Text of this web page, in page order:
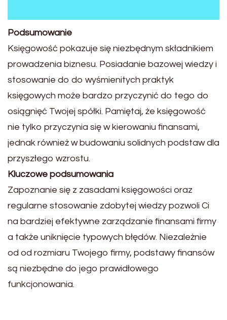
Podsumowanie
Księgowość pokazuje się niezbędnym składnikiem
prowadzenia biznesu. Posiadanie bazowej wiedzy i
stosowanie do do wyśmienitych praktyk
księgowych może bardzo przyczynić do tego do
osiągnięć Twojej spółki. Pamiętaj, że księgowość
nie tylko przyczynia się w kierowaniu finansami,
jednak również w budowaniu solidnych podstaw dla
przyszłego wzrostu.
Kluczowe podsumowania
Zapoznanie się z zasadami księgowości oraz
regularne stosowanie zdobytej wiedzy pozwoli Ci
na bardziej efektywne zarządzanie finansami firmy
a także uniknięcie typowych błędów. Niezależnie
od od rozmiaru Twojego firmy, podstawy finansów
są niezbędne do jego prawidłowego
funkcjonowania.